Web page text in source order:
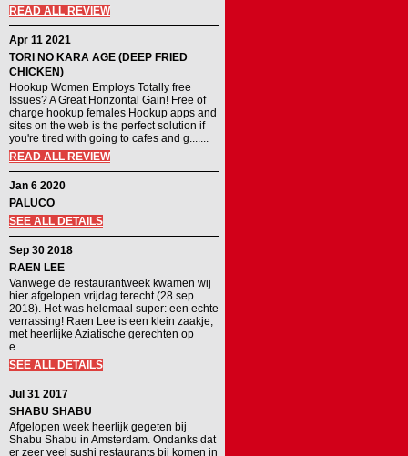
READ ALL REVIEW
Apr 11 2021
TORI NO KARA AGE (DEEP FRIED
CHICKEN)
Hookup Women Employs Totally free
Issues? A Great Horizontal Gain! Free of
charge hookup females Hookup apps and
sites on the web is the perfect solution if
you're tired with going to cafes and g.......
READ ALL REVIEW
Jan 6 2020
PALUCO
SEE ALL DETAILS
Sep 30 2018
RAEN LEE
Vanwege de restaurantweek kwamen wij
hier afgelopen vrijdag terecht (28 sep
2018). Het was helemaal super: een echte
verrassing! Raen Lee is een klein zaakje,
met heerlijke Aziatische gerechten op
e.......
SEE ALL DETAILS
Jul 31 2017
SHABU SHABU
Afgelopen week heerlijk gegeten bij
Shabu Shabu in Amsterdam. Ondanks dat
er zeer veel sushi restaurants bij komen in